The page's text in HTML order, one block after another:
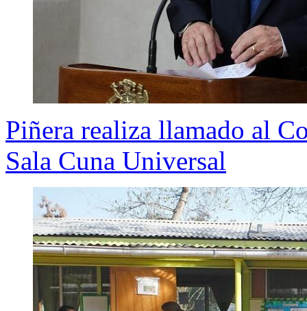
Piñera realiza llamado al
Sala Cuna Universal